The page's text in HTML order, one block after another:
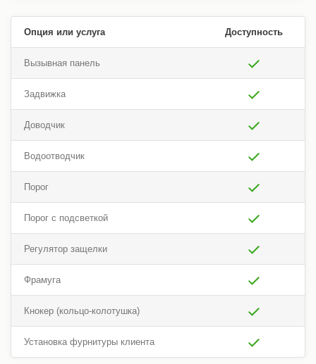
Опция или услуга Доступность
Вызывная панель
Задвижка
Доводчик
Водоотводчик
Порог
Порог с подсветкой
Регулятор защелки
Фрамуга
Кнокер (кольцо-колотушка)
Установка фурнитуры клиента